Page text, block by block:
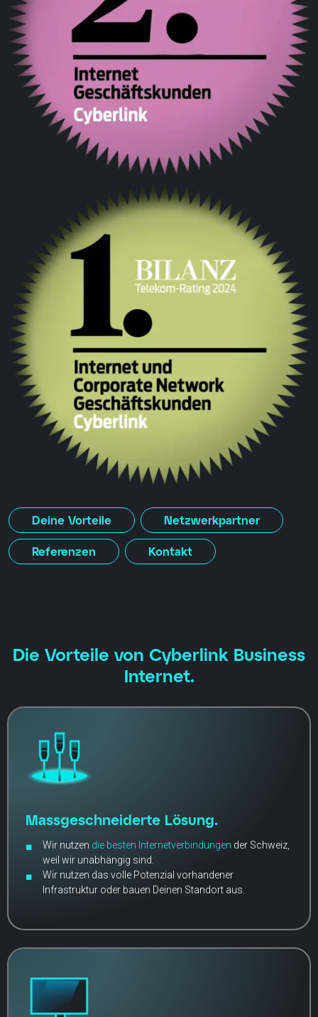
Deine Vorteile Netzwerkpartner
Referenzen Kontakt
Die Vorteile von Cyberlink Business
Internet.
Massgeschneiderte Lösung.
Wir nutzen die besten Internetverbindungen der Schweiz,
weil wir unabhängig sind.
Wir nutzen das volle Potenzial vorhandener
Infrastruktur oder bauen Deinen Standort aus.